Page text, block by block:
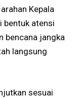
Kepala
bentuk atensi
bencana jangka
langsung
sesuai